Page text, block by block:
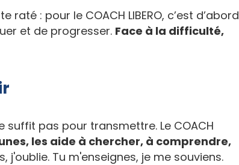
: pour le COACH LIBERO, c’est d’abord
et de progresser. Face à la difficulté,
pas pour transmettre. Le COACH
les aide à chercher, à comprendre,
j'oublie. Tu m'enseignes, je me souviens.